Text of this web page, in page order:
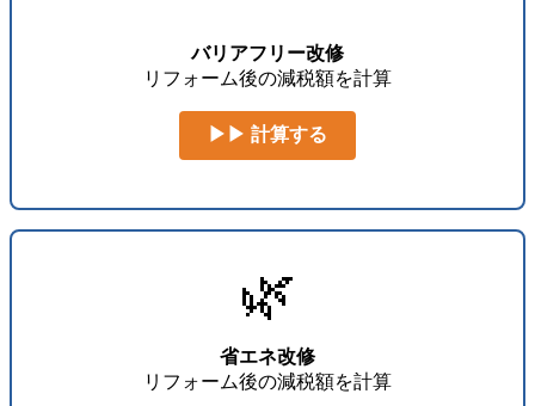
バリアフリー改修
リフォーム後の減税額を計算
▶▶ 計算する
🌿
省エネ改修
リフォーム後の減税額を計算